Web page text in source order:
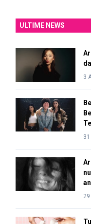
ULTIME NEWS
3